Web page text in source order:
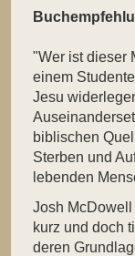
"Wer ist dieser
einem
Jesu
biblischen
Sterben und
lebenden
Josh
kurz und doch
deren